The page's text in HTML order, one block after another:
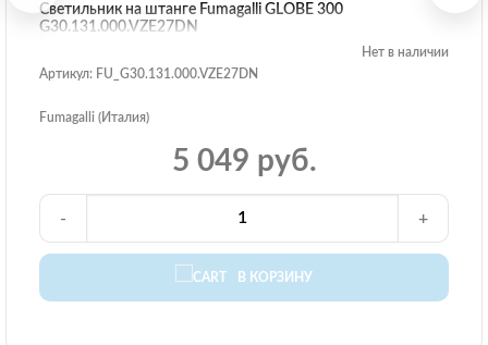
Светильник на штанге Fumagalli GLOBE 300
G30.131.000.VZE27DN
Нет в наличии
Артикул: FU_G30.131.000.VZE27DN
Fumagalli (Италия)
5 049 руб.
В КОРЗИНУ
- +